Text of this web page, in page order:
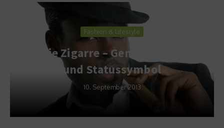
Fashion & Lifestyle
Die Zigarre – Genussmittel
und Statussymbol
10. September 2013